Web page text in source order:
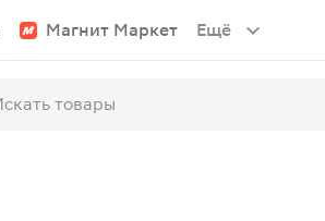
Магнит Маркет Ещё